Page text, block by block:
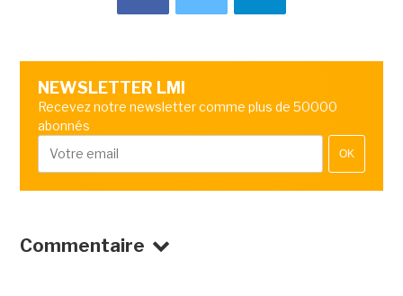
NEWSLETTER LMI
Recevez notre newsletter comme plus de 50000
abonnés
OK
Commentaire